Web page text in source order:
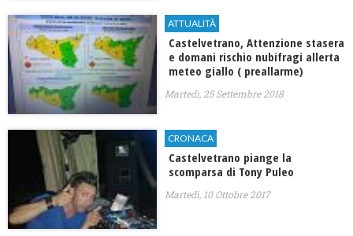
ATTUALITÀ
Castelvetrano, Attenzione stasera
e domani rischio nubifragi allerta
meteo giallo ( preallarme)
Martedì, 25 Settembre 2018
CRONACA
Castelvetrano piange la
scomparsa di Tony Puleo
Martedì, 10 Ottobre 2017